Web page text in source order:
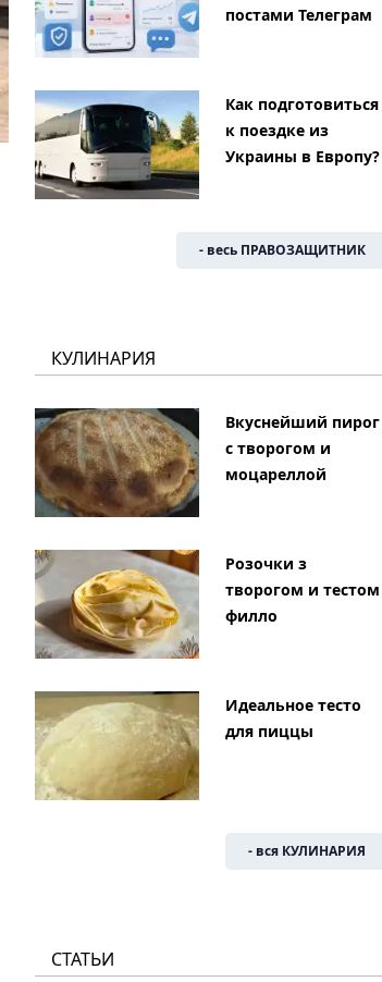
постами Телеграм
Как подготовиться
к поездке из
Украины в Европу?
- весь ПРАВОЗАЩИТНИК
КУЛИНАРИЯ
Вкуснейший пирог
с творогом и
моцареллой
Розочки з
творогом и тестом
филло
Идеальное тесто
для пиццы
- вся КУЛИНАРИЯ
СТАТЬИ